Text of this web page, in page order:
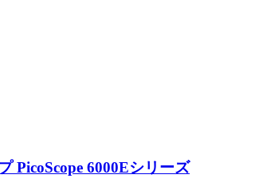
PicoScope 6000Eシリーズ